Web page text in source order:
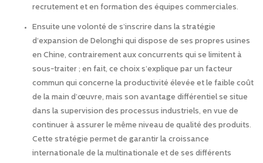
recrutement et en formation des équipes commerciales.
Ensuite une volonté de s’inscrire dans la stratégie
d’expansion de Delonghi qui dispose de ses propres usines
en Chine, contrairement aux concurrents qui se limitent à
sous-traiter ; en fait, ce choix s’explique par un facteur
commun qui concerne la productivité élevée et le faible coût
de la main d’œuvre, mais son avantage différentiel se situe
dans la supervision des processus industriels, en vue de
continuer à assurer le même niveau de qualité des produits.
Cette stratégie permet de garantir la croissance
internationale de la multinationale et de ses différents